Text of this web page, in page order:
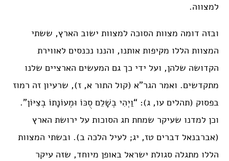
למצווה.
ובזה דומה מצוות הסוכה למצוות ישוב הארץ, ששתי
המצוות הללו מקיפות אותנו, והננו נכנסים לאווירת
הקדושה שלהן, ועל ידי כך גם המעשים הארציים שלנו
מתקדשים. ואמר הגר”א (קול התור א, ז), שרעיון זה רמוז
בפסוק (תהלים עו, ג): “וַיְהִי בְשָׁלֵם סֻכּוֹ וּמְעוֹנָתוֹ בְצִיּוֹן”.
וכן למדנו שעיקר שמחת חג הסוכות על ירושת הארץ
(אברבנאל דברים טז, יג; לעיל הלכה ב). ובשתי המצוות
הללו מתגלה סגולת ישראל באופן מיוחד, שזה עיקר